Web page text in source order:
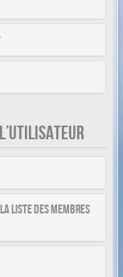
liste des membres